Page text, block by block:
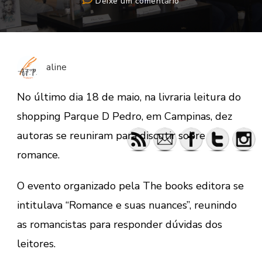
de
aline
No último dia 18 de maio, na livraria leitura do
shopping Parque D Pedro, em Campinas, dez
autoras se reuniram para discutir sobre
romance.
O evento organizado pela The books editora se
intitulava “Romance e suas nuances”, reunindo
as romancistas para responder dúvidas dos
leitores.